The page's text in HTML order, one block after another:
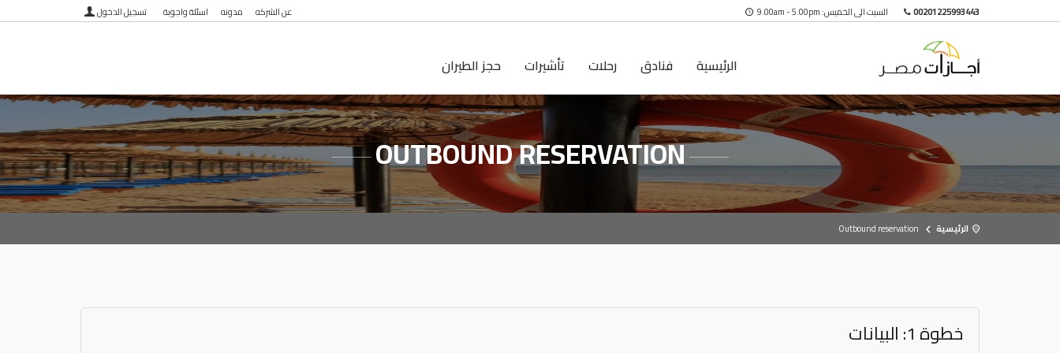
00201225993443 السبت الى الخميس: 9.00am - 5.00pm عن الشركه مدونه اسئلة واجوبة تسجيل الدخول
الرئيسية فنادق رحلات تأشيرات حجز الطيران
OUTBOUND RESERVATION
الرئيسية Outbound reservation
خطوة 1: البيانات